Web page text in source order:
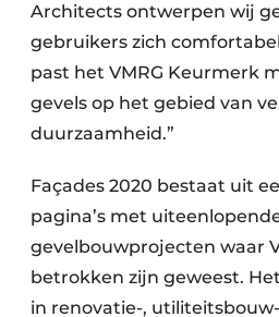
Architects ontwerpen wij
gebruikers zich
past het VMRG Keurmerk
gevels op het gebied van
duurzaamheid.”
Façades 2020 bestaat uit
pagina’s met
gevelbouwprojecten waar
betrokken zijn geweest.
in renovatie-,